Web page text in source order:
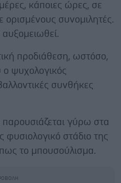
κάποιες ώρες, σε
ορισμένους συνομιλητές.
προδιάθεση, ωστόσο,
ο ψυχολογικός
συνθήκες
γύρω στα
στάδιο της
το μπουσούλισμα.